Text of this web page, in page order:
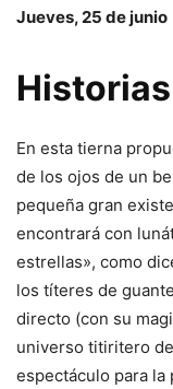
Jueves, 25 de junio
En esta tierna
de los ojos de un
pequeña gran
encontrará con
estrellas», como
los títeres de
directo (con su
universo titiritero
espectáculo para la